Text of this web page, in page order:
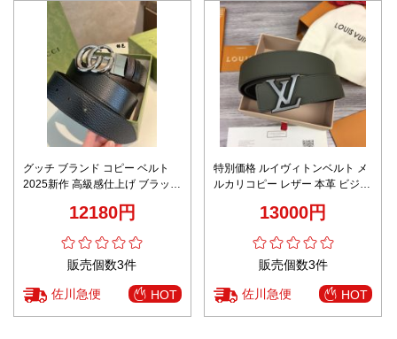
グッチ ブランド コピー ベルト
2025新作 高級感仕上げ ブラック
現度 安心サイト12180円
販売個数3件
佐川急便 HOT
特別価格 ルイヴィトンベルト メ
ルカリコピー レザー 本革 ビジネ
13000円
販売個数3件
佐川急便 HOT